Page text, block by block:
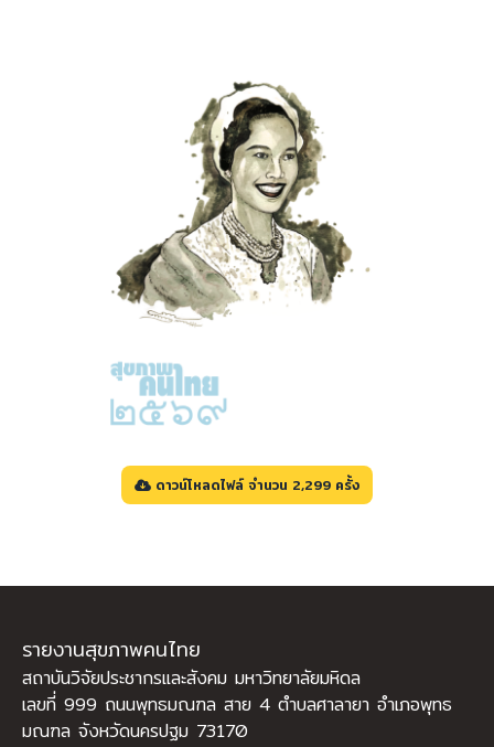
ดาวน์โหลดไฟล์ จำนวน 2,299 ครั้ง
รายงานสุขภาพคนไทย
สถาบันวิจัยประชากรและสังคม มหาวิทยาลัยมหิดล
เลขที่ 999 ถนนพุทธมณฑล สาย 4 ตำบลศาลายา อำเภอพุทธ
มณฑล จังหวัดนครปฐม 73170